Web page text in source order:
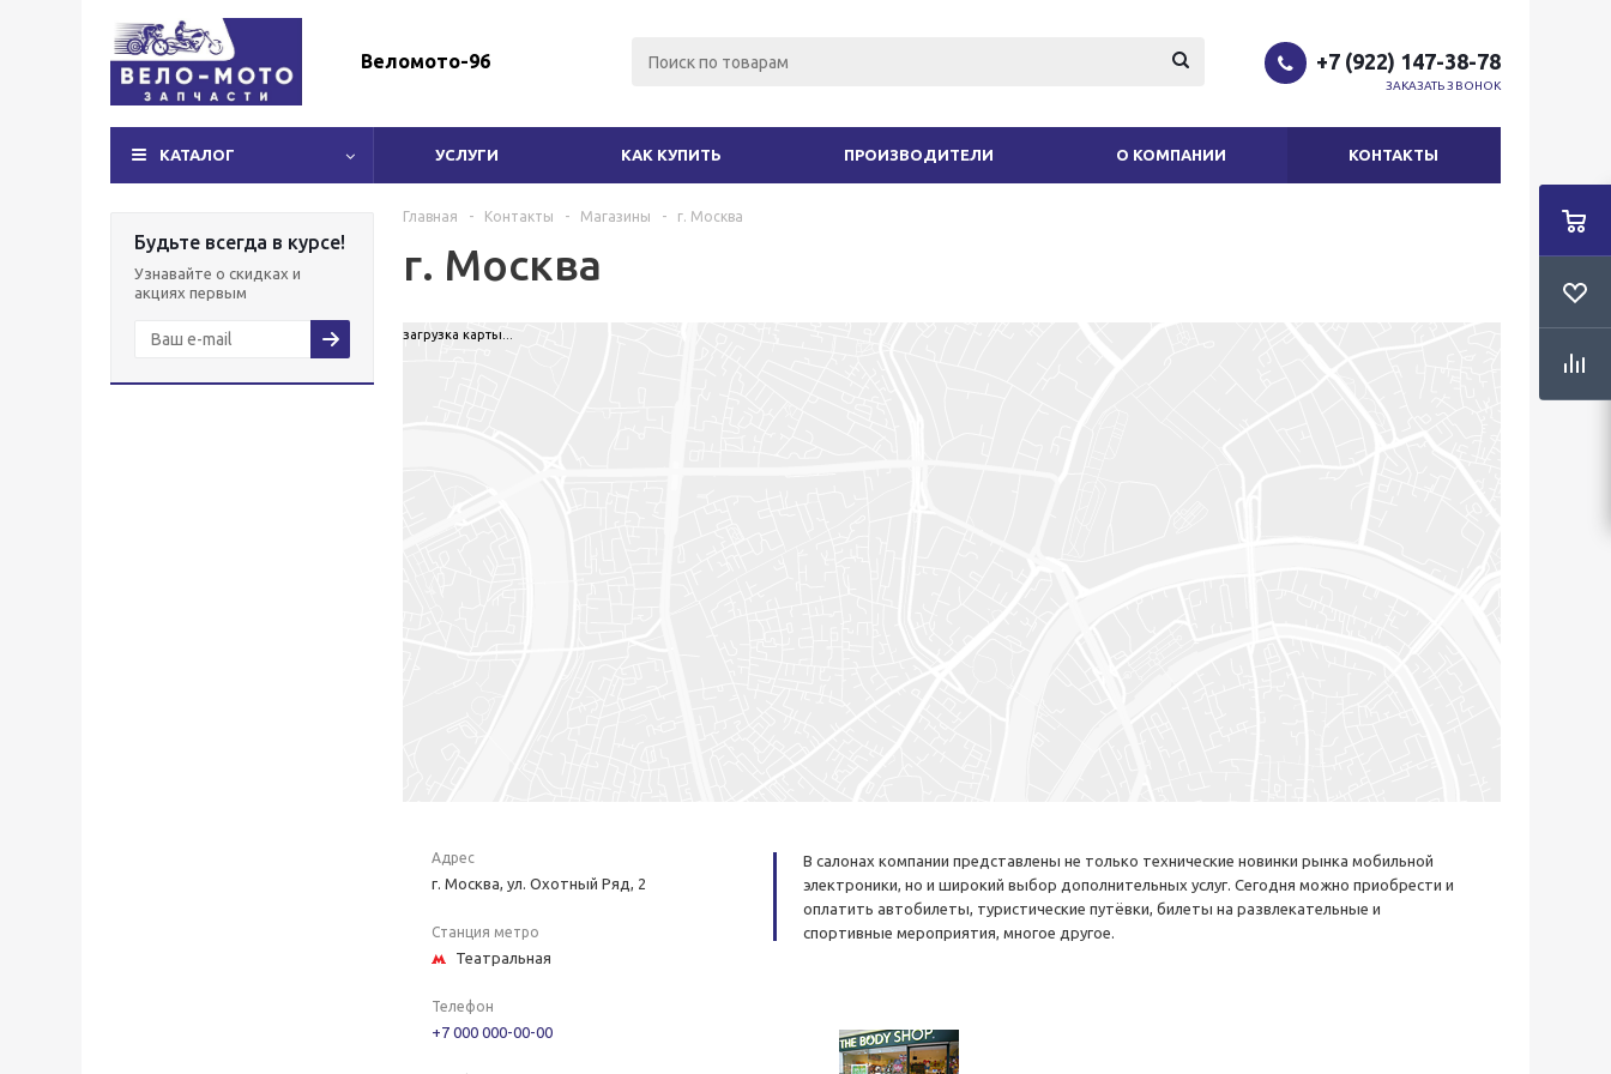
Веломото-96 +7 (922) 147-38-78
ЗАКАЗАТЬ ЗВОНОК
КАТАЛОГ УСЛУГИ КАК КУПИТЬ ПРОИЗВОДИТЕЛИ О КОМПАНИИ КОНТАКТЫ
Будьте всегда в курсе!
Узнавайте о скидках и
акциях первым
Главная - Контакты - Магазины - г. Москва
г. Москва
загрузка карты...
Адрес
г. Москва, ул. Охотный Ряд, 2
Станция метро
Театральная
Телефон
+7 000 000-00-00
В салонах компании представлены не только технические новинки рынка мобильной
электроники, но и широкий выбор дополнительных услуг. Сегодня можно приобрести и
оплатить автобилеты, туристические путёвки, билеты на развлекательные и
спортивные мероприятия, многое другое.